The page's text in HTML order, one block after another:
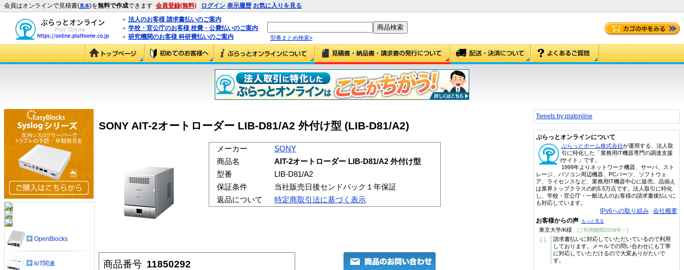
会員はオンラインで見積書(見本)を無料で作成できます 会員登録(無料) ログイン 表示履歴 お気に入りを見る
法人のお客様 請求書払いのご案内
学校・官公庁のお客様 校費・公費払いのご案内
研究機関のお客様 科研費払いのご案内
型番まとめ検索»
SONY AIT-2オートローダー LIB-D81/A2 外付け型 (LIB-D81/A2)
メーカー
SONY
商品名
AIT-2オートローダー LIB-D81/A2 外付け型
型番
LIB-D81/A2
保証条件
当社販売日後センドバック１年保証
返品について
特定商取引法に基づく表示
商品番号 11850292
OpenBlocks
IoT関連
Tweets by platonline
ぷらっとオンラインについて
ぷらっとホーム株式会社が運用する、法人取
引に特化した「業務用IT機器専門の調達支援
サイト」です。
1999年よりネットワーク機器、サーバ、スト
レージ、パソコン周辺機器、PCパーツ、ソフトウェ
ア、ライセンスなど、業務用IT機器中心に販売。品揃え
は業界トップクラスの約5.5万点です。法人取引に特化
し、学校・官公庁・一般法人のお客様の請求書後払いに
も対応しています。
IPv6への取り組み 会社概要
お客様からの声 もっと見る
東京大学/K様 (ご利用期間2009年～)
“
請求書払いに対応していただいているので利用
しております。メールでの問い合わせにも丁寧
に対応していただけるので大変ありがたいで
す。